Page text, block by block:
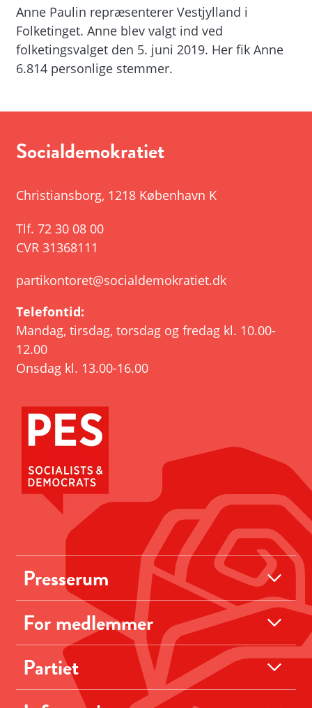
Anne Paulin repræsenterer Vestjylland i
Folketinget. Anne blev valgt ind ved
folketingsvalget den 5. juni 2019. Her fik Anne
6.814 personlige stemmer.
Socialdemokratiet
Christiansborg, 1218 København K
Tlf. 72 30 08 00
CVR 31368111
partikontoret@socialdemokratiet.dk
Telefontid:
Mandag, tirsdag, torsdag og fredag kl. 10.00-
12.00
Onsdag kl. 13.00-16.00
Presserum
For medlemmer
Partiet